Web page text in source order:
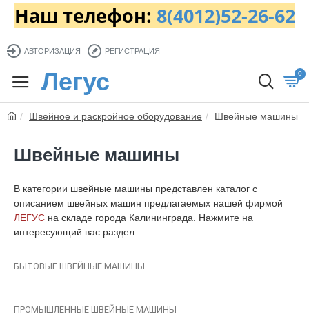
Наш телефон: 8(4012)52-26-62
АВТОРИЗАЦИЯ РЕГИСТРАЦИЯ
Легус 0
Швейное и раскройное оборудование Швейные машины
Швейные машины
В категории швейные машины представлен каталог с
описанием швейных машин предлагаемых нашей фирмой
ЛЕГУС на складе города Калининграда. Нажмите на
интересующий вас раздел:
БЫТОВЫЕ ШВЕЙНЫЕ МАШИНЫ
ПРОМЫШЛЕННЫЕ ШВЕЙНЫЕ МАШИНЫ